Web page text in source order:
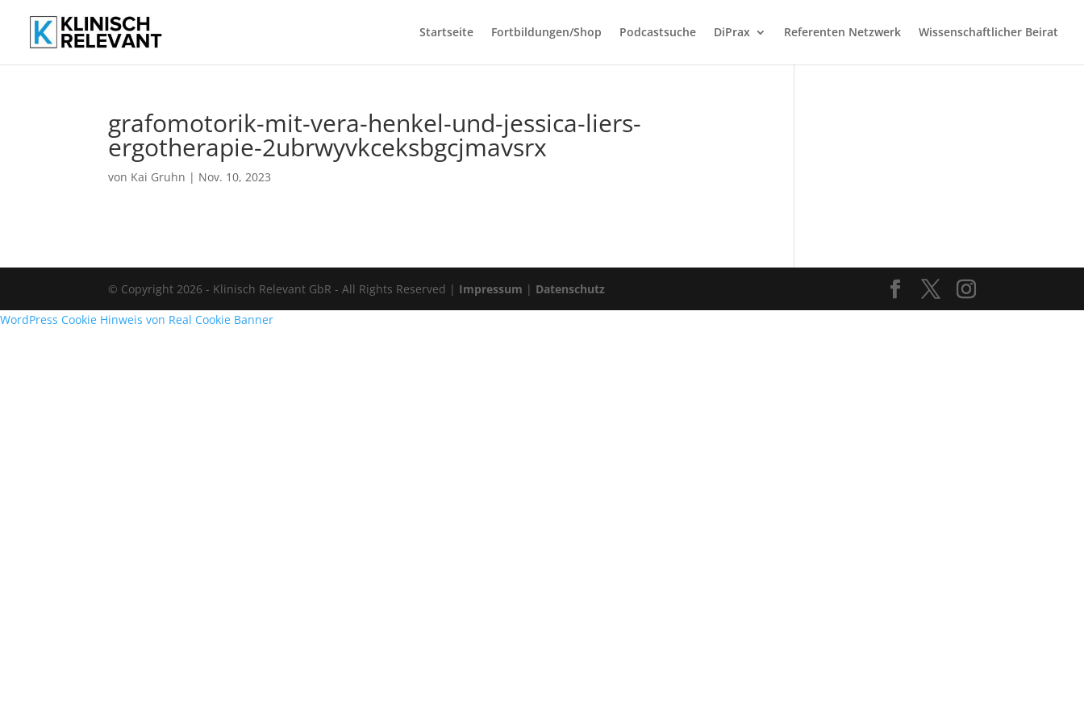
Startseite Fortbildungen/Shop Podcastsuche DiPrax Referenten Netzwerk Wissenschaftlicher Beirat
grafomotorik-mit-vera-henkel-und-jessica-liers-
ergotherapie-2ubrwyvkceksbgcjmavsrx
von Kai Gruhn | Nov. 10, 2023
© Copyright 2026 - Klinisch Relevant GbR - All Rights Reserved | Impressum | Datenschutz
WordPress Cookie Hinweis von Real Cookie Banner